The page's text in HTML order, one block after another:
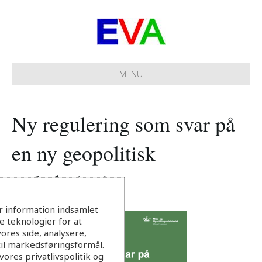
MENU
Ny regulering som svar på
en ny geopolitisk
virkelighed
information indsamlet
teknologier for at
side, analysere,
markedsføringsformål.
privatlivspolitik og